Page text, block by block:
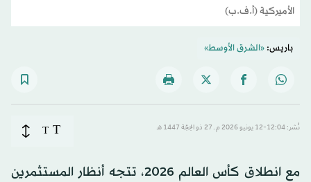
الأميركية (أ.ف.ب)
باريس:«الشرق الأوسط»
نُشر: 12:04-12 يونيو 2026 م ـ 27 ذو الحِجّة 1447 هـ T
T
مع انطلاق كأس العالم 2026، تتجه أنظار المستثمرين